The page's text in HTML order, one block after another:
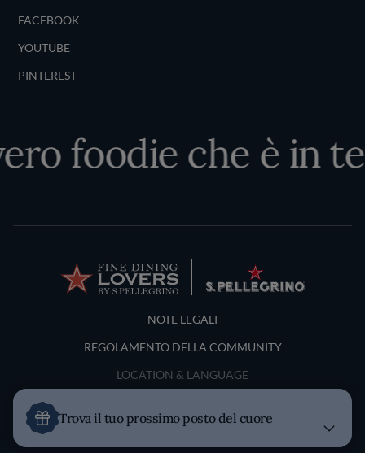
FACEBOOK
YOUTUBE
PINTEREST
foodie che è in te
Terms and Conditions
NOTE LEGALI
REGOLAMENTO DELLA COMMUNITY
LOCATION & LANGUAGE
Trova il tuo prossimo posto del cuore